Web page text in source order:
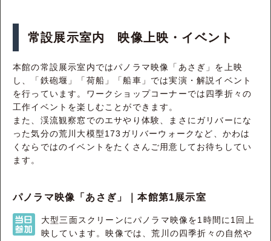
常設展示室内 映像上映・イベント
本館の常設展示室内ではパノラマ映像「あさぎ」を上映
し、「鉄砲堰」「荷船」「船車」では実演・解説イベント
を行っています。ワークショップコーナーでは四季折々の
工作イベントを楽しむことができます。
また、渓流観察窓でのエサやり体験、まさにガリバーにな
った気分の荒川大模型173ガリバーウォークなど、かわは
くならではのイベントをたくさんご用意してお待ちしてい
ます。
パノラマ映像「あさぎ」｜本館第1展示室
大型三面スクリーンにパノラマ映像を1時間に1回上
映しています。映像では、荒川の四季折々の自然や